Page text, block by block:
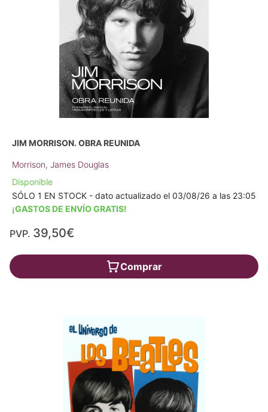
JIM MORRISON. OBRA REUNIDA
Morrison, James Douglas
Disponible
SÓLO 1 EN STOCK - dato actualizado el 03/08/26 a las 23:05
¡GASTOS DE ENVÍO GRATIS!
PVP. 39,50€
Comprar